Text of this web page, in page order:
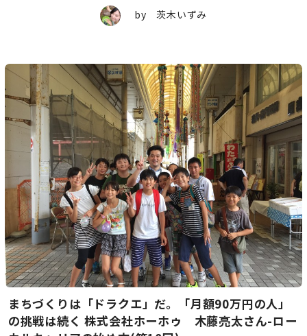
by 茨木いずみ
まちづくりは「ドラクエ」だ。「月額90万円の人」
の挑戦は続く 株式会社ホーホゥ 木藤亮太さん-ロー